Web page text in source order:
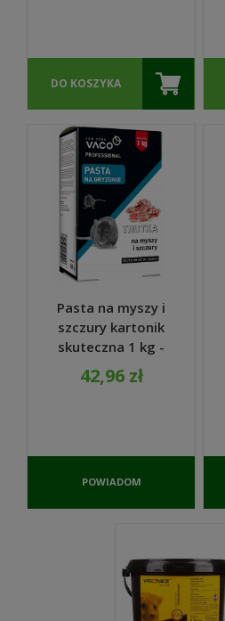
DO KOSZYKA
Pasta na myszy i
szczury kartonik
skuteczna 1 kg -
VACO
42,96 zł
POWIADOM
DOSTĘPNOŚCI